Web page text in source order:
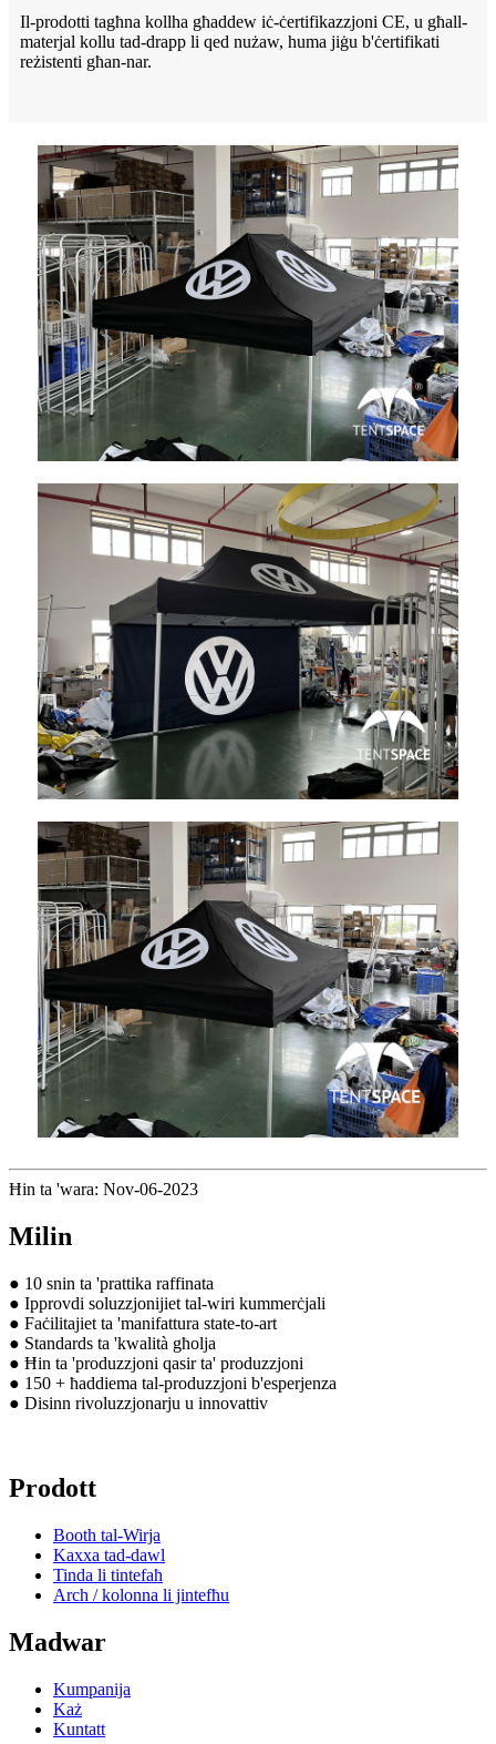
Il-prodotti tagħna kollha għaddew iċ-ċertifikazzjoni CE, u għall-
materjal kollu tad-drapp li qed nużaw, huma jiġu b'ċertifikati
reżistenti għan-nar.
Ħin ta 'wara: Nov-06-2023
Milin
● 10 snin ta 'prattika raffinata
● Ipprovdi soluzzjonijiet tal-wiri kummerċjali
● Faċilitajiet ta 'manifattura state-to-art
● Standards ta 'kwalità għolja
● Ħin ta 'produzzjoni qasir ta' produzzjoni
● 150 + ħaddiema tal-produzzjoni b'esperjenza
● Disinn rivoluzzjonarju u innovattiv
Prodott
Booth tal-Wirja
Kaxxa tad-dawl
Tinda li tintefaħ
Arch / kolonna li jintefħu
Madwar
Kumpanija
Każ
Kuntatt